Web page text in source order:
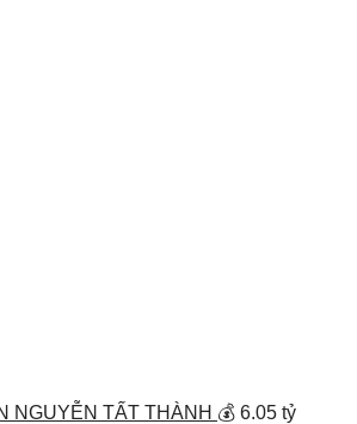
NGUYỄN TẤT THÀNH 💰 6.05 tỷ